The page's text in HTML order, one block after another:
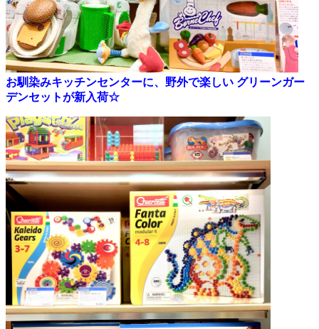
お馴染みキッチンセンターに、野外で楽しい グリーンガー
デンセットが新入荷☆